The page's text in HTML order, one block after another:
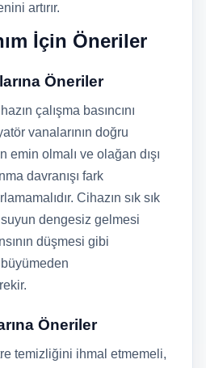
artırır.
İçin Öneriler
Öneriler
çalışma basıncını
vanalarının doğru
emin olmalı ve olağan dışı
davranışı fark
Cihazın sık sık
dengesiz gelmesi
düşmesi gibi
Öneriler
temizliğini ihmal etmemeli,